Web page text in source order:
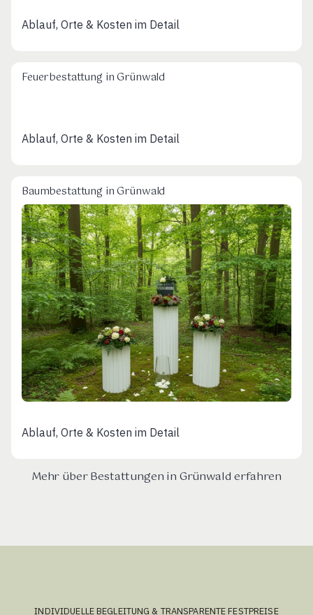
Ablauf, Orte & Kosten im Detail
Feuerbestattung in Grünwald
Ablauf, Orte & Kosten im Detail
Baumbestattung in Grünwald
Ablauf, Orte & Kosten im Detail
Mehr über Bestattungen in Grünwald erfahren
INDIVIDUELLE BEGLEITUNG & TRANSPARENTE FESTPREISE